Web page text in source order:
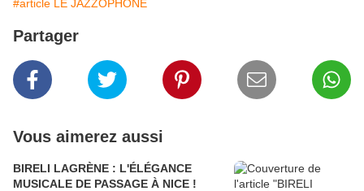
#article LE JAZZOPHONE
Partager
Vous aimerez aussi
BIRELI LAGRÈNE : L'ÉLÉGANCE
MUSICALE DE PASSAGE À NICE !